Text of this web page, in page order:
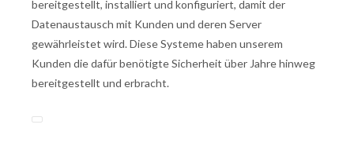
bereitgestellt, installiert und konfiguriert, damit der
Datenaustausch mit Kunden und deren Server
gewährleistet wird. Diese Systeme haben unserem
Kunden die dafür benötigte Sicherheit über Jahre hinweg
bereitgestellt und erbracht.